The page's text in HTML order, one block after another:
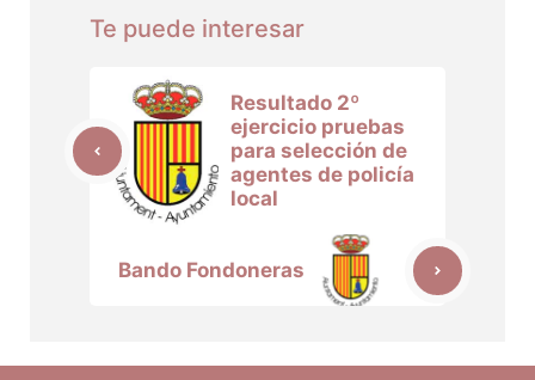
Te puede interesar
Resultado 2º
ejercicio pruebas
para selección de
agentes de policía
local
Bando Fondoneras